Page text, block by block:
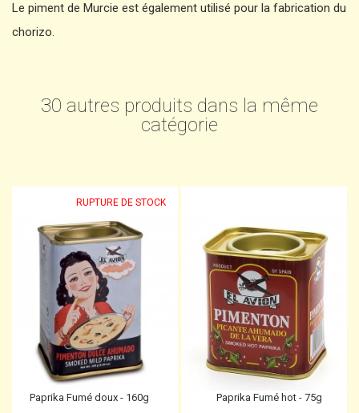
Le piment de Murcie est également utilisé pour la fabrication du
chorizo.
30 autres produits dans la même
catégorie
RUPTURE DE STOCK
Paprika Fumé doux - 160g Paprika Fumé hot - 75g